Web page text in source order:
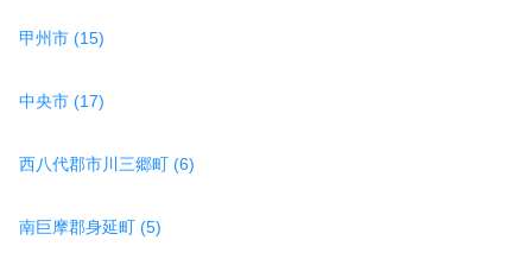
甲州市 (15)
中央市 (17)
西八代郡市川三郷町 (6)
南巨摩郡身延町 (5)